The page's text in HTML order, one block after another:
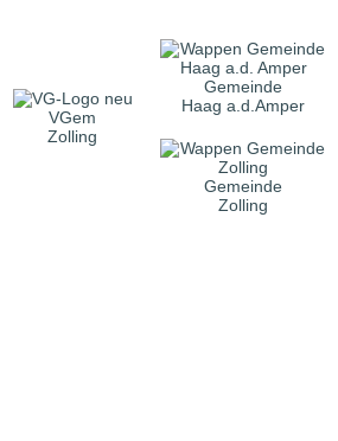
VGem
Zolling
Gemeinde
Haag a.d.Amper
Gemeinde
Zolling